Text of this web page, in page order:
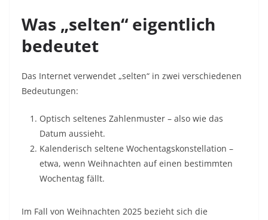
Was „selten“ eigentlich
bedeutet
Das Internet verwendet „selten“ in zwei verschiedenen
Bedeutungen:
Optisch seltenes Zahlenmuster – also wie das
Datum aussieht.
Kalenderisch seltene Wochentagskonstellation –
etwa, wenn Weihnachten auf einen bestimmten
Wochentag fällt.
Im Fall von Weihnachten 2025 bezieht sich die